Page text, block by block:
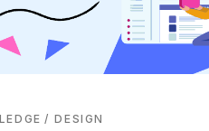
DESIGN